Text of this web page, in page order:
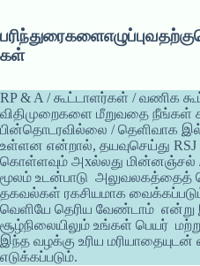
கள்
RP & A / கூட்டாளர்கள் / வணிக
விதிமுறைகளை மீறுவதை நீங்கள்
பின்தொடரவில்லை / தெளிவாக
உள்ளன என்றால், தயவுசெய்து RSJ
கொள்ளவும் அxல்லது மின்னஞ்சல்
மூலம் உடன்பாடு அலுவலகத்தைத்
தகவல்கள் ரகசியமாக
வெளியே தெரிய வேண்டாம் என்று
சூழ்நிலையிலும் உங்கள் பெயர்
இந்த வழக்கு உரிய
எடுக்கப்படும்.